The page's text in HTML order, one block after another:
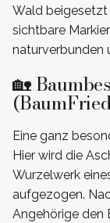
Wald
sichtbare
naturverbunden
🏡
Eine ganz
Hier wird die
Wurzelwerk
aufgezogen.
Angehörige den